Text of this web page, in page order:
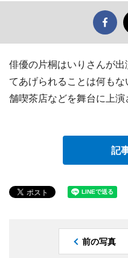
俳優の片桐はいりさんが
てあげられることは何も
舗喫茶店などを舞台に上演
記
前の写真